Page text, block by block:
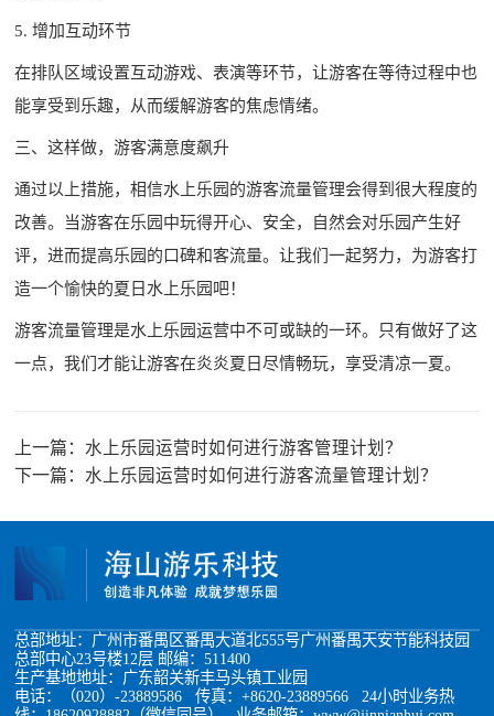
5. 增加互动环节
在排队区域设置互动游戏、表演等环节，让游客在等待过程中也
能享受到乐趣，从而缓解游客的焦虑情绪。
三、这样做，游客满意度飙升
通过以上措施，相信水上乐园的游客流量管理会得到很大程度的
改善。当游客在乐园中玩得开心、安全，自然会对乐园产生好
评，进而提高乐园的口碑和客流量。让我们一起努力，为游客打
造一个愉快的夏日水上乐园吧！
游客流量管理是水上乐园运营中不可或缺的一环。只有做好了这
一点，我们才能让游客在炎炎夏日尽情畅玩，享受清凉一夏。
上一篇： 水上乐园运营时如何进行游客管理计划？
下一篇： 水上乐园运营时如何进行游客流量管理计划？
总部地址：广州市番禺区番禺大道北555号广州番禺天安节能科技园
总部中心23号楼12层 邮编：511400
生产基地地址：广东韶关新丰马头镇工业园
电话：（020）-23889586 传真：+8620-23889566 24小时业务热